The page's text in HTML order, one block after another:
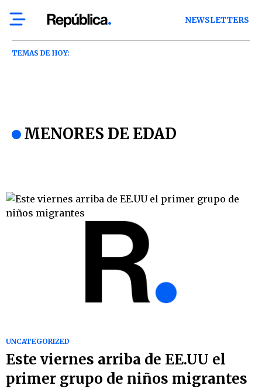
NEWSLETTERS
TEMAS DE HOY:
MENORES DE EDAD
UNCATEGORIZED
Este viernes arriba de EE.UU el
primer grupo de niños migrantes